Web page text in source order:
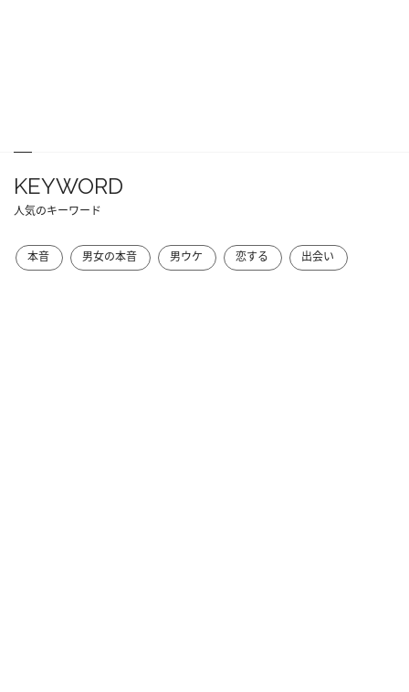
KEYWORD
人気のキーワード
本音 男女の本音 男ウケ 恋する 出会い